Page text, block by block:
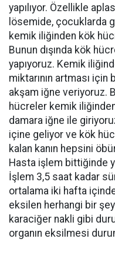
yapılıyor. Özellikle
lösemide, çocuklarda
kemik iliğinden kök
Bunun dışında kök
yapıyoruz. Kemik
miktarının artması
akşam iğne veriyoruz.
hücreler kemik
damara iğne ile
içine geliyor ve kök
kalan kanın hepsini
Hasta işlem bittiğinde
İşlem 3,5 saat kadar
ortalama iki hafta
eksilen herhangi bir
karaciğer nakli gibi
organın eksilmesi